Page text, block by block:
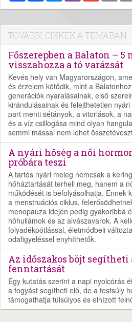
TOVÁBBI CIKKEK A TÉMÁBAN
Főszerepben a Balaton –
visszahozza a tó varázsát
Kevés hely van Magyarországon,
és érzelem kötődik, mint a
generációk nyaralásainak, első
kirándulásainak és felejthetetlen
part menti sétányok, a vitorlások, a
és a víz csillogása mind olyan
semmi mással nem lehet
A nyári hőség a női
próbára teszi
A tartós nyári meleg nemcsak a
hőháztartását terheli meg, hanem a
működését is befolyásolhatja. Ennek
a menstruációs ciklus,
menopauza idején pedig gyakoribbá
hőhullámok és az alvászavarok. A
folyadékpótlással, életmódbeli
odafigyeléssel enyhíthetők.
Az időszakos böjt segítheti
fenntartását
Egy kutatás szerint a napi nyolcórás
a fogyást segítheti elő, de a testsúly
támogathatja túlsúlyos és elhízott